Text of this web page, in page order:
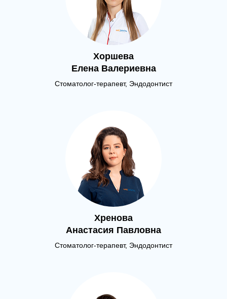
Хоршева
Елена Валериевна
Стоматолог-терапевт, Эндодонтист
Хренова
Анастасия Павловна
Стоматолог-терапевт, Эндодонтист